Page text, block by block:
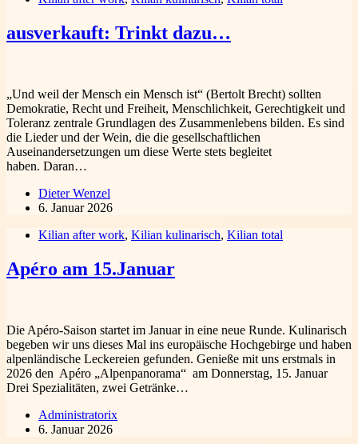
ausverkauft: Trinkt dazu…
„Und weil der Mensch ein Mensch ist“ (Bertolt Brecht) sollten
Demokratie, Recht und Freiheit, Menschlichkeit, Gerechtigkeit und
Toleranz zentrale Grundlagen des Zusammenlebens bilden. Es sind
die Lieder und der Wein, die die gesellschaftlichen
Auseinandersetzungen um diese Werte stets begleitet
haben. Daran…
Dieter Wenzel
6. Januar 2026
Kilian after work, Kilian kulinarisch, Kilian total
Apéro am 15.Januar
Die Apéro-Saison startet im Januar in eine neue Runde. Kulinarisch
begeben wir uns dieses Mal ins europäische Hochgebirge und haben
alpenländische Leckereien gefunden. Genieße mit uns erstmals in
2026 den Apéro „Alpenpanorama“ am Donnerstag, 15. Januar
Drei Spezialitäten, zwei Getränke…
Administratorix
6. Januar 2026